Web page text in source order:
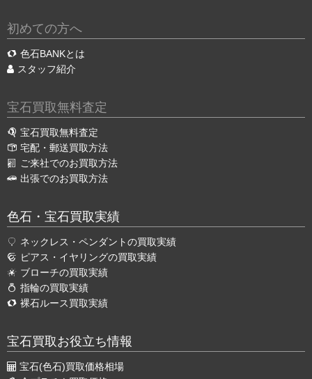
初めての方へ
色石BANKとは
スタッフ紹介
宝石買取無料査定
宝石買取無料査定
宅配・郵送買取方法
ご来社でのお買取方法
出張でのお買取方法
色石・宝石買取実績
ネックレス・ペンダントの買取実績
ピアス・イヤリングの買取実績
ブローチの買取実績
指輪の買取実績
裸石ルース買取実績
宝石買取お役立ち情報
宝石(色石)買取価格相場